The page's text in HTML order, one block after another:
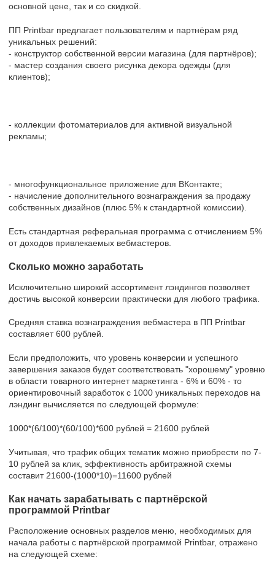
основной цене, так и со скидкой.
ПП Printbar предлагает пользователям и партнёрам ряд
уникальных решений:
- конструктор собственной версии магазина (для партнёров);
- мастер создания своего рисунка декора одежды (для
клиентов);
- коллекции фотоматериалов для активной визуальной
рекламы;
- многофункциональное приложение для ВКонтакте;
- начисление дополнительного вознаграждения за продажу
собственных дизайнов (плюс 5% к стандартной комиссии).
Есть стандартная реферальная программа с отчислением 5%
от доходов привлекаемых вебмастеров.
Сколько можно заработать
Исключительно широкий ассортимент лэндингов позволяет
достичь высокой конверсии практически для любого трафика.
Средняя ставка вознаграждения вебмастера в ПП Printbar
составляет 600 рублей.
Если предположить, что уровень конверсии и успешного
завершения заказов будет соответствовать "хорошему" уровню
в области товарного интернет маркетинга - 6% и 60% - то
ориентировочный заработок с 1000 уникальных переходов на
лэндинг вычисляется по следующей формуле:
1000*(6/100)*(60/100)*600 рублей = 21600 рублей
Учитывая, что трафик общих тематик можно приобрести по 7-
10 рублей за клик, эффективность арбитражной схемы
составит 21600-(1000*10)=11600 рублей
Как начать зарабатывать с партнёрской
программой Printbar
Расположение основных разделов меню, необходимых для
начала работы с партнёрской программой Printbar, отражено
на следующей схеме: